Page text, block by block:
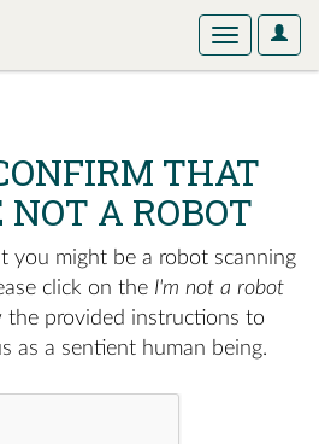
User
Toggle
THAT
NOT A ROBOT
you might be a robot scanning
click on the I'm not a robot
provided instructions to
as a sentient human being.